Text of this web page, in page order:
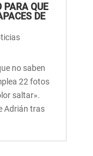
PARA QUE
DE
no saben
22 fotos
saltar».
Adrián tras